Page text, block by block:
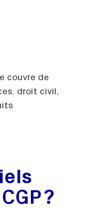
couvre de
droit civil,
?